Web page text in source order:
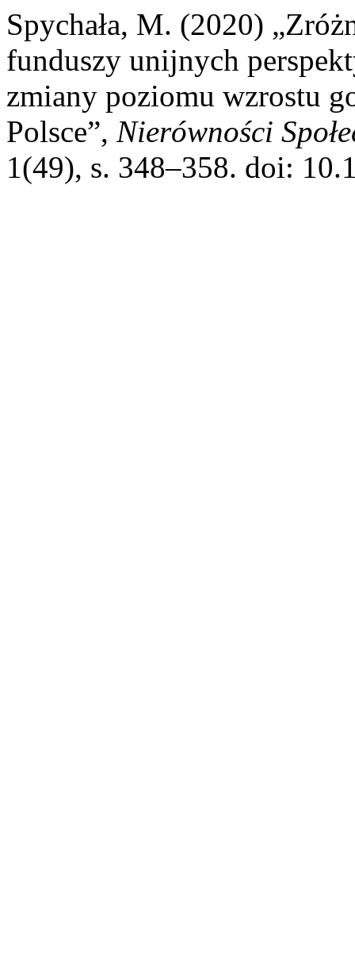
Spychała, M. (2020)
funduszy unijnych
zmiany poziomu wzrostu
Polsce”, Nierówności
1(49), s. 348–358. doi: